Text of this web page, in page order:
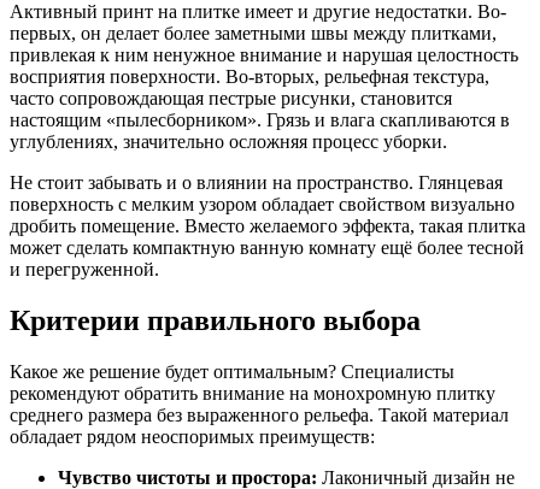
Активный принт на плитке имеет и другие недостатки. Во-
первых, он делает более заметными швы между плитками,
привлекая к ним ненужное внимание и нарушая целостность
восприятия поверхности. Во-вторых, рельефная текстура,
часто сопровождающая пестрые рисунки, становится
настоящим «пылесборником». Грязь и влага скапливаются в
углублениях, значительно осложняя процесс уборки.
Не стоит забывать и о влиянии на пространство. Глянцевая
поверхность с мелким узором обладает свойством визуально
дробить помещение. Вместо желаемого эффекта, такая плитка
может сделать компактную ванную комнату ещё более тесной
и перегруженной.
Критерии правильного выбора
Какое же решение будет оптимальным? Специалисты
рекомендуют обратить внимание на монохромную плитку
среднего размера без выраженного рельефа. Такой материал
обладает рядом неоспоримых преимуществ:
Чувство чистоты и простора: Лаконичный дизайн не